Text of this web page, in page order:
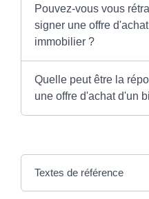
Pouvez-vous vous
signer une offre
immobilier ?
Quelle peut être la
une offre d'achat d'un
Textes de référence